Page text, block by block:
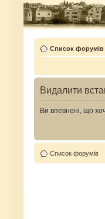
Список форумів
Видалити
Ви впевнені, що
Список форумів